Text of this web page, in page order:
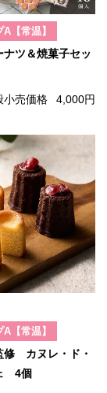
【常温】
ナツ＆焼菓子セッ
小売価格 4,000円
【常温】
修 カヌレ・ド・
4個